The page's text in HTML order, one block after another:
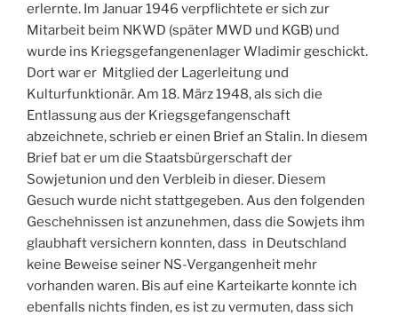
erlernte. Im Januar 1946 verpflichtete er sich zur
Mitarbeit beim NKWD (später MWD und KGB) und
wurde ins Kriegsgefangenenlager Wladimir geschickt.
Dort war er Mitglied der Lagerleitung und
Kulturfunktionär. Am 18. März 1948, als sich die
Entlassung aus der Kriegsgefangenschaft
abzeichnete, schrieb er einen Brief an Stalin. In diesem
Brief bat er um die Staatsbürgerschaft der
Sowjetunion und den Verbleib in dieser. Diesem
Gesuch wurde nicht stattgegeben. Aus den folgenden
Geschehnissen ist anzunehmen, dass die Sowjets ihm
glaubhaft versichern konnten, dass in Deutschland
keine Beweise seiner NS-Vergangenheit mehr
vorhanden waren. Bis auf eine Karteikarte konnte ich
ebenfalls nichts finden, es ist zu vermuten, dass sich